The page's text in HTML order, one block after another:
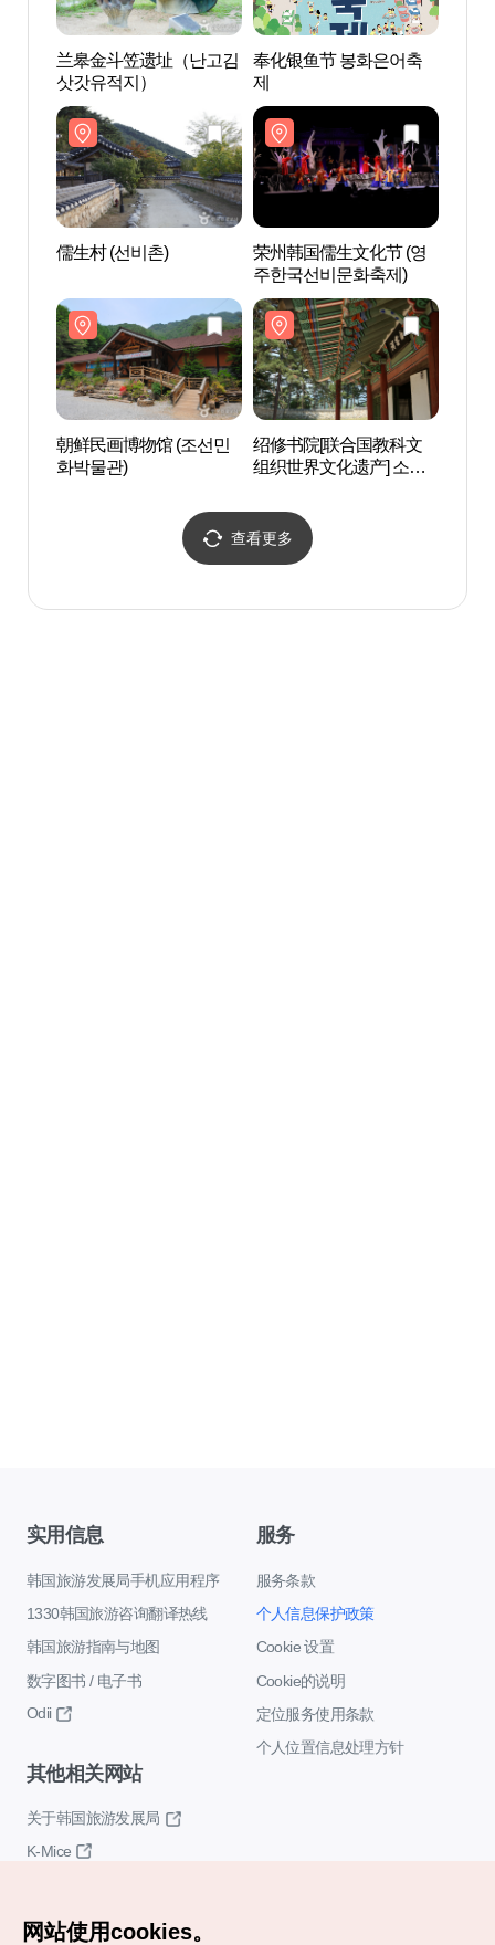
兰皋金斗笠遗址（난고김
삿갓유적지）
奉化银鱼节 봉화은어축
제
儒生村 (선비촌)
荣州韩国儒生文化节 (영
주한국선비문화축제)
朝鲜民画博物馆 (조선민
화박물관)
绍修书院[联合国教科文
组织世界文化遗产] 소수
유산]
查看更多
实用信息
韩国旅游发展局手机应用程序
1330韩国旅游咨询翻译热线
韩国旅游指南与地图
数字图书 / 电子书
Odii
服务
服务条款
个人信息保护政策
Cookie 设置
Cookie的说明
定位服务使用条款
个人位置信息处理方针
其他相关网站
关于韩国旅游发展局
K-Mice
网站使用cookies。